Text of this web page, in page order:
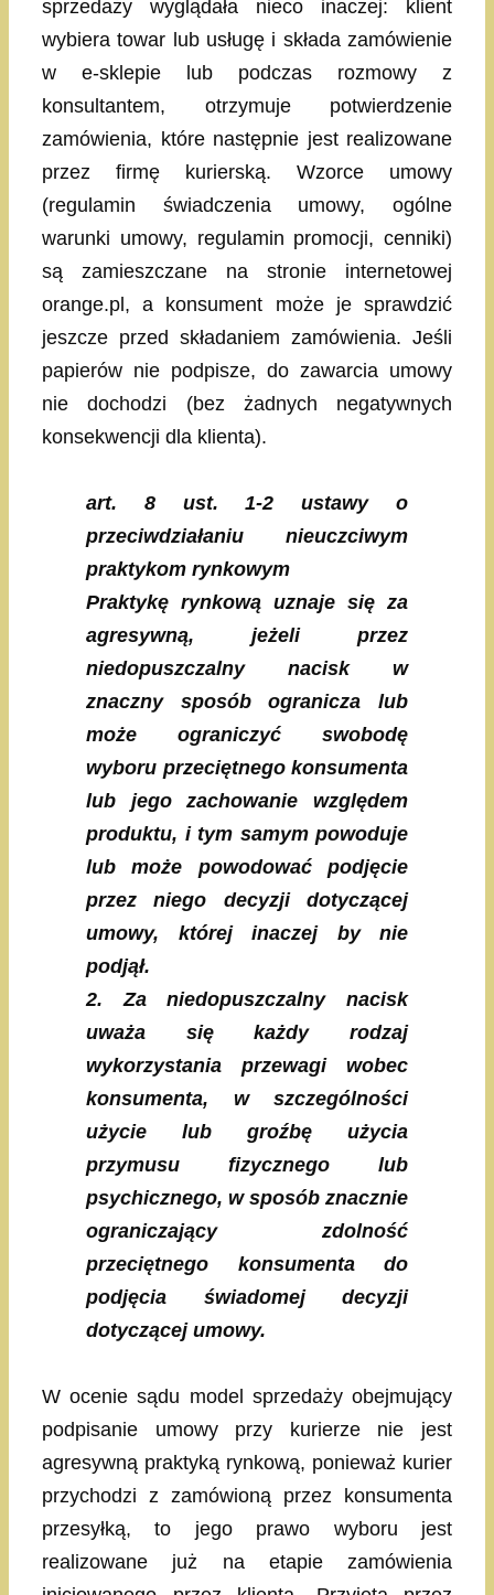
sprzedaży wyglądała nieco inaczej: klient
wybiera towar lub usługę i składa zamówienie
w e-sklepie lub podczas rozmowy z
konsultantem, otrzymuje potwierdzenie
zamówienia, które następnie jest realizowane
przez firmę kurierską. Wzorce umowy
(regulamin świadczenia umowy, ogólne
warunki umowy, regulamin promocji, cenniki)
są zamieszczane na stronie internetowej
orange.pl, a konsument może je sprawdzić
jeszcze przed składaniem zamówienia. Jeśli
papierów nie podpisze, do zawarcia umowy
nie dochodzi (bez żadnych negatywnych
konsekwencji dla klienta).
art. 8 ust. 1-2 ustawy o
przeciwdziałaniu nieuczciwym
praktykom rynkowym
Praktykę rynkową uznaje się za
agresywną, jeżeli przez
niedopuszczalny nacisk w
znaczny sposób ogranicza lub
może ograniczyć swobodę
wyboru przeciętnego konsumenta
lub jego zachowanie względem
produktu, i tym samym powoduje
lub może powodować podjęcie
przez niego decyzji dotyczącej
umowy, której inaczej by nie
podjął.
2. Za niedopuszczalny nacisk
uważa się każdy rodzaj
wykorzystania przewagi wobec
konsumenta, w szczególności
użycie lub groźbę użycia
przymusu fizycznego lub
psychicznego, w sposób znacznie
ograniczający zdolność
przeciętnego konsumenta do
podjęcia świadomej decyzji
dotyczącej umowy.
W ocenie sądu model sprzedaży obejmujący
podpisanie umowy przy kurierze nie jest
agresywną praktyką rynkową, ponieważ kurier
przychodzi z zamówioną przez konsumenta
przesyłką, to jego prawo wyboru jest
realizowane już na etapie zamówienia